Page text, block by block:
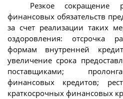
Резкое сокращение
финансовых обязательств
за счет реализации таких
оздоровления: отсрочка
формам внутренней
увеличение срока
поставщиками;
финансовых кредитов;
краткосрочных финансовых